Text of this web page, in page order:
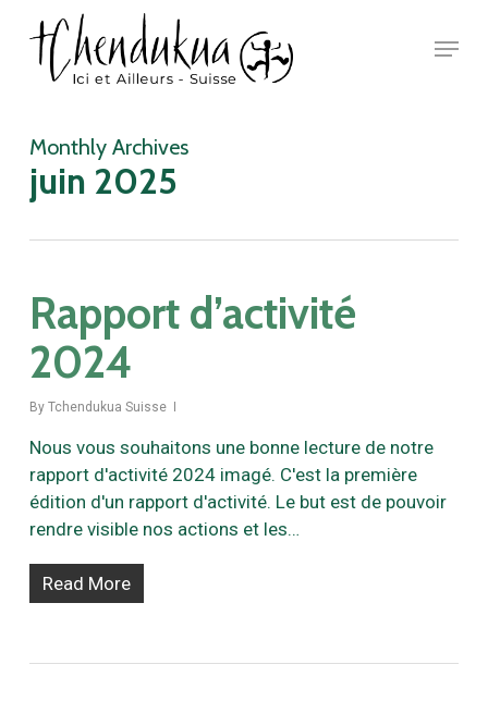
Menu
Monthly Archives
juin 2025
Rapport d’activité
2024
By Tchendukua Suisse
Nous vous souhaitons une bonne lecture de notre
rapport d'activité 2024 imagé. C'est la première
édition d'un rapport d'activité. Le but est de pouvoir
rendre visible nos actions et les…
Read More